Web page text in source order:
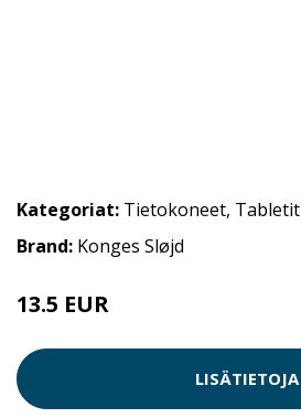
Kategoriat: Tietokoneet, Tabletit
Brand: Konges Sløjd
13.5 EUR
LISÄTIETOJA